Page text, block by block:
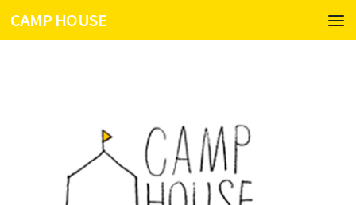
コンテンツへスキップ
CAMP HOUSE